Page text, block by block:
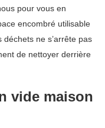
pour vous en
encombré utilisable
ne s’arrête pas
de nettoyer derrière
vide maison